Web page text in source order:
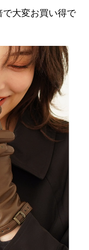
大変お買い得で